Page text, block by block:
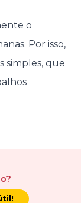
o
Por isso,
simples, que
?